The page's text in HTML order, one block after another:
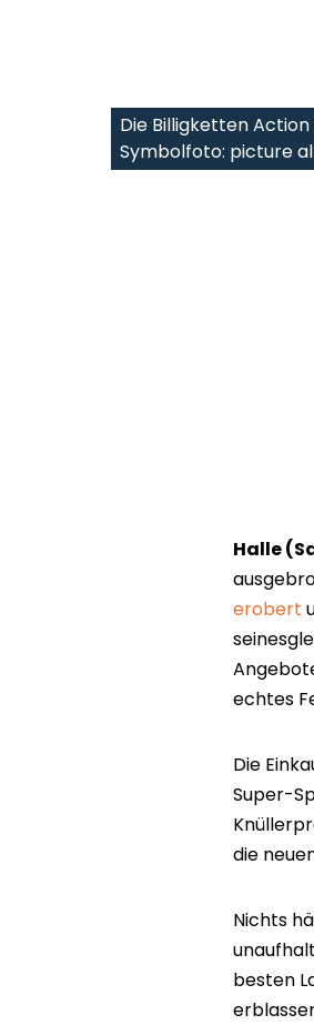
Die Billigketten
Symbolfoto: picture
Halle
erobert
echtes
Die
Super-
die
Nichts
besten